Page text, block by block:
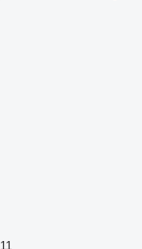
11